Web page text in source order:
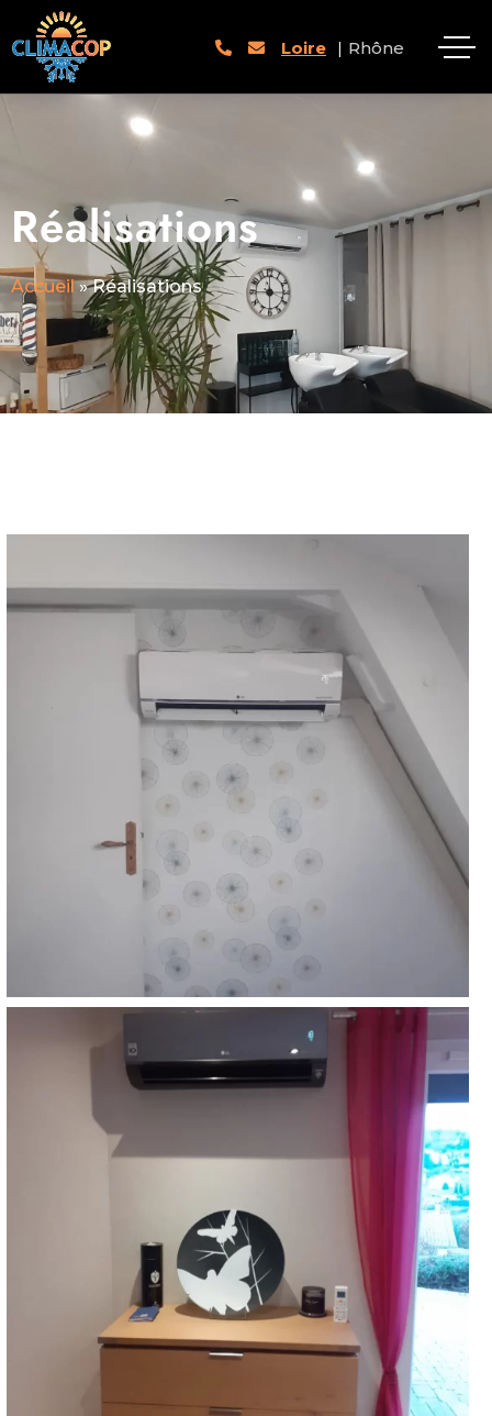
Réalisations
Accueil»Réalisations
Loire | Rhône